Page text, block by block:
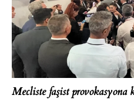
Mecliste faşist provokasyona